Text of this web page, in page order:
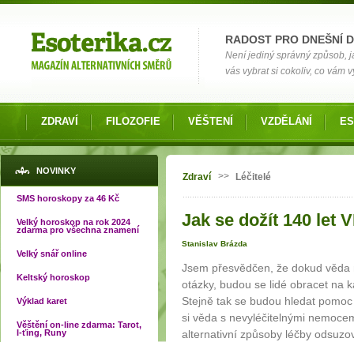
RADOST PRO DNEŠNÍ
Není jediný správný způsob,
vás vybrat si cokoliv, co vám
ZDRAVÍ FILOZOFIE VĚŠTENÍ VZDĚLÁNÍ
NOVINKY
SMS horoskopy za 46 Kč
Velký horoskop na rok 2024
zdarma pro všechna znamení
Velký snář online
Keltský horoskop
Výklad karet
Věštění on-line zdarma: Tarot,
I-ťing, Runy
Jste zde
Zdraví >> Léčitelé
Jak se dožít 140 let
Stanislav Brázda
Jsem přesvědčen, že dokud
otázky, budou se lidé obracet na
Stejně tak se budou hledat
si věda s nevyléčitelnými
alternativní způsoby léčby